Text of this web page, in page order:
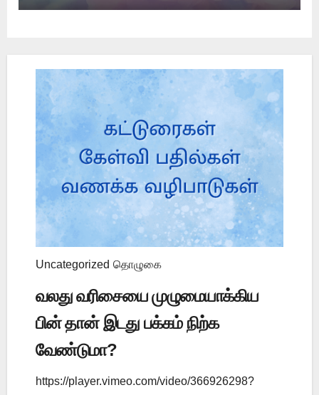
Uncategorized தொழுகை
வலது வரிசையை முழுமையாக்கிய
பின் தான் இடது பக்கம் நிற்க
வேண்டுமா?
https://player.vimeo.com/video/366926298?